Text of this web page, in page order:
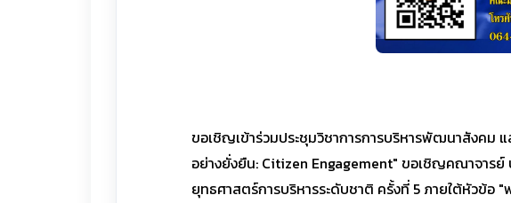
ขอเชิญเข้าร่วมประชุมวิชาการการบริหารพัฒนาสังคม
อย่างยั่งยืน: Citizen Engagement" ขอเชิญคณาจาร
ยุทธศาสตร์การบริหารระดับชาติ ครั้งที่ 5 ภายใต้หัวข้